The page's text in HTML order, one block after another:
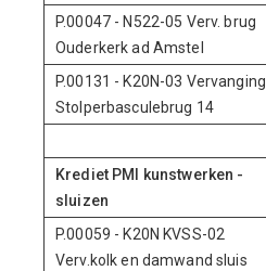
P.00047 - N522-05 Verv. brug
Ouderkerk ad Amstel
P.00131 - K20N-03 Vervanging
Stolperbasculebrug 14
Krediet PMI kunstwerken -
sluizen
P.00059 - K20N KVSS-02
Verv.kolk en damwand sluis